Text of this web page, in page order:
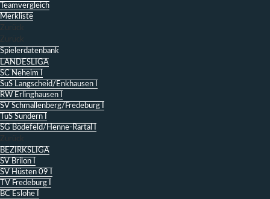
Teamvergleich
Merkliste
Zurück
Zurück
Spielerdatenbank
LANDESLIGA
SC Neheim I
SuS Langscheid/Enkhausen I
RW Erlinghausen I
SV Schmallenberg/Fredeburg I
TuS Sundern I
SG Bödefeld/Henne-Rartal I
Zurück
BEZIRKSLIGA
SV Brilon I
SV Hüsten 09 I
TV Fredeburg I
BC Eslohe I